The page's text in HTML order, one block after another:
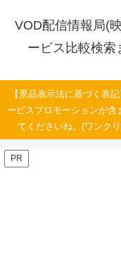
VOD配信情報局(
ービス比較検索
【景品表示法に基づく表
ービスプロモーションが含
てくださいね。(ワンク
PR